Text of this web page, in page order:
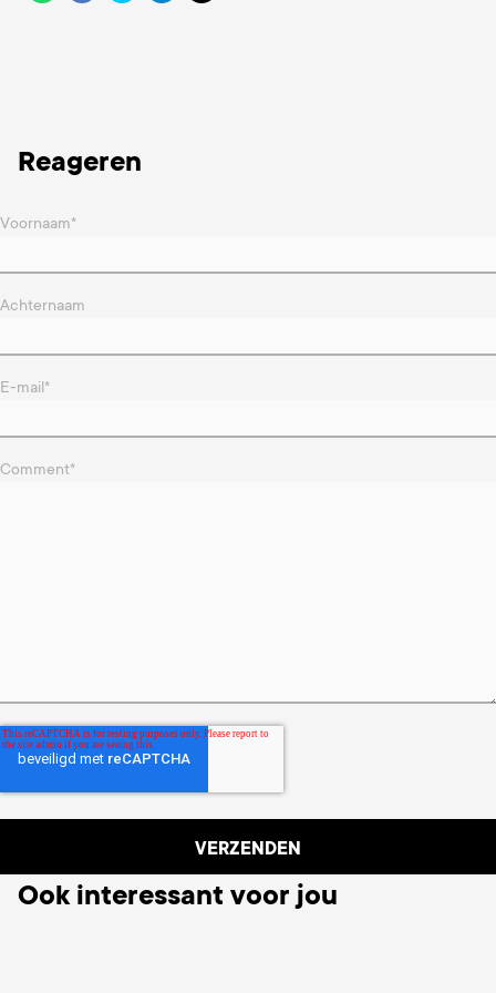
Reageren
Voornaam*
Achternaam
E-mail*
Comment*
Ook interessant voor jou